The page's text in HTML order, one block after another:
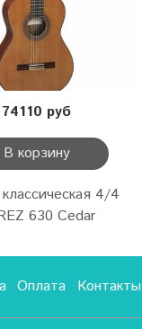
74110 руб
В корзину
4/4
630 Cedar
Оплата Контакты